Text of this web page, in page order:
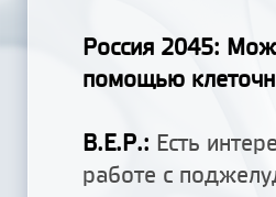
Россия 2045:
помощью
В.Е.Р.: Есть
работе с